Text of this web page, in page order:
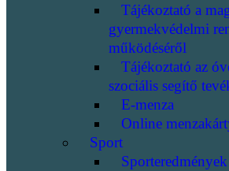
Tájékoztató a
gyermekvédelmi
működéséről
Tájékoztató az
szociális segítő
E-menza
Online
Sport
Sporteredmények